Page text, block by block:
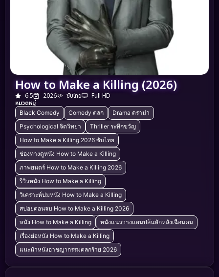
How to Make a Killing (2026)
6.5 2026 ซับไทย
Full HD
หมวดหมู่
Black Comedy Comedy ตลก
Drama ดราม่า
Psychological จิตวิทยา
Thriller ระทึกขวัญ
How to Make a Killing 2026 ซับไทย
ช่องทางดูหนัง How to Make a Killing
ภาพยนตร์ How to Make a Killing 2026
รีวิวหนัง How to Make a Killing
วิเคราะห์ปมหนัง How to Make a Killing
สปอยตอนจบ How to Make a Killing 2026
หนัง How to Make a Killing
หนังแนววางแผนปล้นหักหลังเฉือนคม
เรื่องย่อหนัง How to Make a Killing
แนะนำหนังอาชญากรรมตลกร้าย 2026